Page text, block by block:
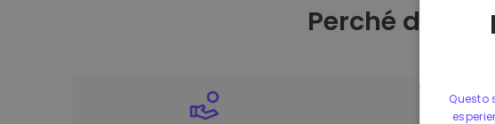
Perché dovrei
Questo